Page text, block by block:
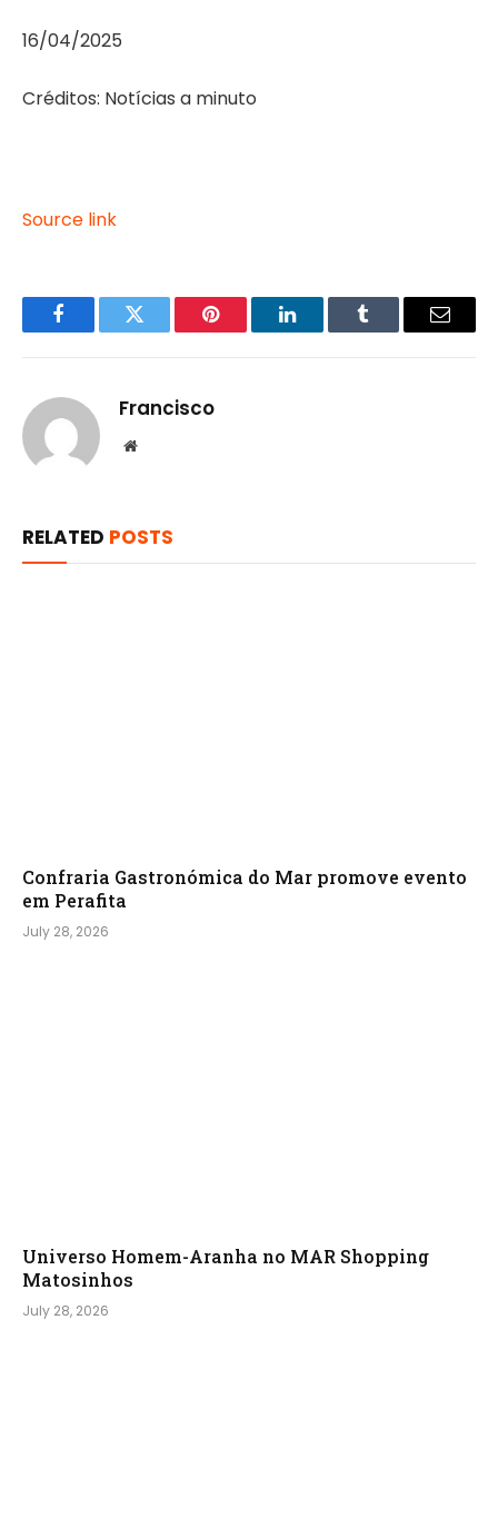
16/04/2025
Créditos: Notícias a minuto
Source link
FacebookTwitter Pinterest LinkedInTumblr Email
Francisco
Website
RELATED POSTS
Confraria Gastronómica do Mar promove evento
em Perafita
July 28, 2026
Universo Homem-Aranha no MAR Shopping
Matosinhos
July 28, 2026